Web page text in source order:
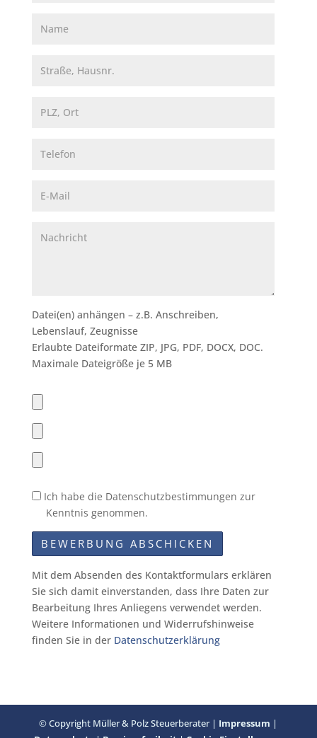
Datei(en) anhängen – z.B. Anschreiben,
Lebenslauf, Zeugnisse
Erlaubte Dateiformate ZIP, JPG, PDF, DOCX, DOC.
Maximale Dateigröße je 5 MB
Datenschutzbestimmungen
Ich habe die Datenschutzbestimmungen zur
Kenntnis genommen.
A
l
t
e
r
i
Mit dem Absenden des Kontaktformulars erklären
Sie sich damit einverstanden, dass Ihre Daten zur
Bearbeitung Ihres Anliegens verwendet werden.
Weitere Informationen und Widerrufshinweise
finden Sie in der Datenschutzerklärung
© Copyright Müller & Polz Steuerberater | Impressum |